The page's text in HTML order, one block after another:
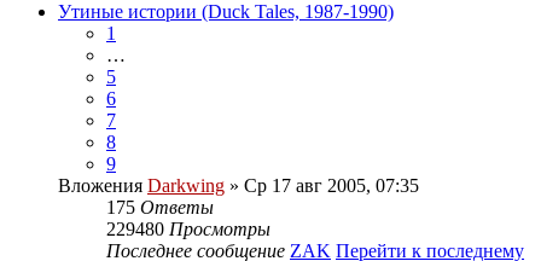
Утиные истории (Duck Tales, 1987-1990)
1
…
5
6
7
8
9
Вложения Darkwing » Ср 17 авг 2005, 07:35
175 Ответы
229480 Просмотры
Последнее сообщение ZAK Перейти к последнему